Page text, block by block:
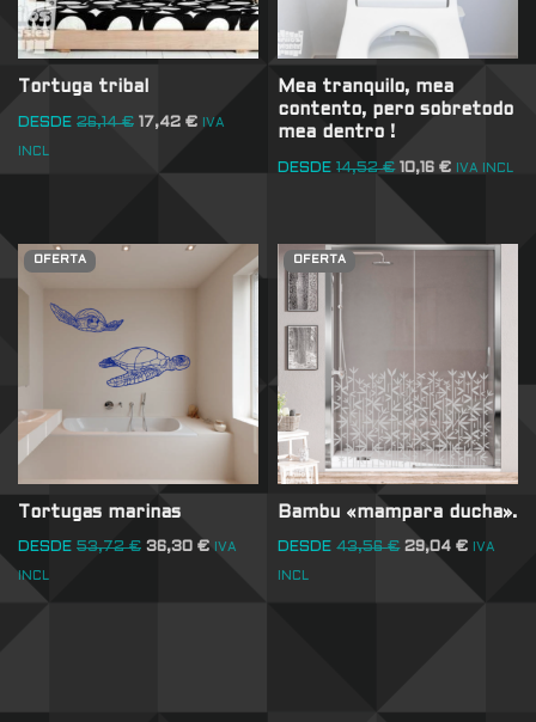
Tortuga tribal
DESDE 26,14€ 17,42 € IVA
INCL
Mea tranquilo, mea
contento, pero sobretodo
mea dentro !
DESDE 14,52€ 10,16€ IVA INCL
OFERTA
Tortugas marinas
DESDE 53,72€ 36,30 € IVA
INCL
OFERTA
Bambu «mampara ducha».
DESDE 43,56€ 29,04€ IVA
INCL